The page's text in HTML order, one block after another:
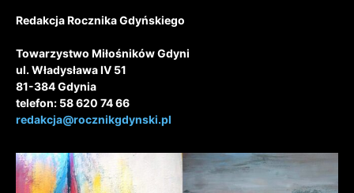
Redakcja Rocznika Gdyńskiego
Towarzystwo Miłośników Gdyni
ul. Władysława IV 51
81-384 Gdynia
telefon: 58 620 74 66
redakcja@rocznikgdynski.pl